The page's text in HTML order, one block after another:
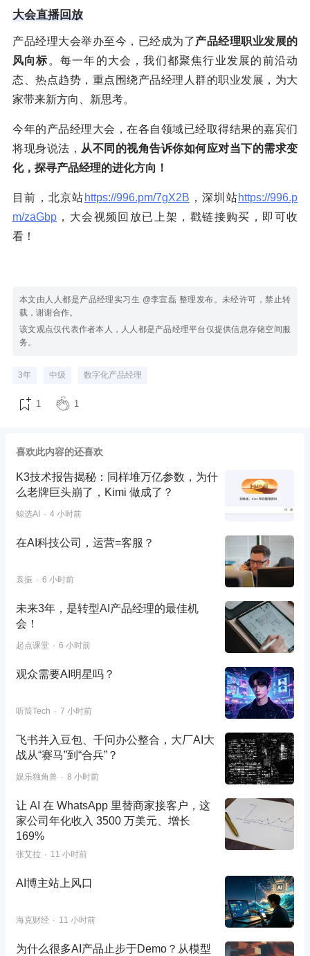
大会直播回放
产品经理大会举办至今，已经成为了产品经理职业发展的
风向标。每一年的大会，我们都聚焦行业发展的前沿动
态、热点趋势，重点围绕产品经理人群的职业发展，为大
家带来新方向、新思考。
今年的产品经理大会，在各自领域已经取得结果的嘉宾们
将现身说法， 从不同的视角告诉你如何应对当下的需求变
化，探寻产品经理的进化方向！
目前，北京站 https://996.pm/7gX2B ，深圳站https://996.p
m/zaGbp ，大会视频回放已上架，戳链接购买，即可收
看！
本文由人人都是产品经理实习生 @李宣磊 整理发布。未经许可，禁止转
载，谢谢合作。
该文观点仅代表作者本人，人人都是产品经理平台仅提供信息存储空间服
务。
3年 中级 数字化产品经理
1 1
喜欢此内容的还喜欢
K3技术报告揭秘：同样堆万亿参数，为什
么老牌巨头崩了，Kimi 做成了？
鲸选AI 4 小时前
在AI科技公司，运营=客服？
袁振 6 小时前
未来3年，是转型AI产品经理的最佳机
会！
起点课堂 6 小时前
观众需要AI明星吗？
听筒Tech 7 小时前
飞书并入豆包、千问办公整合，大厂AI大
战从“赛马”到“合兵”？
娱乐独角兽 8 小时前
让 AI 在 WhatsApp 里替商家接客户，这
家公司年化收入 3500 万美元、增长
169%
张艾拉 11 小时前
AI博主站上风口
海克财经 11 小时前
为什么很多AI产品止步于Demo？从模型